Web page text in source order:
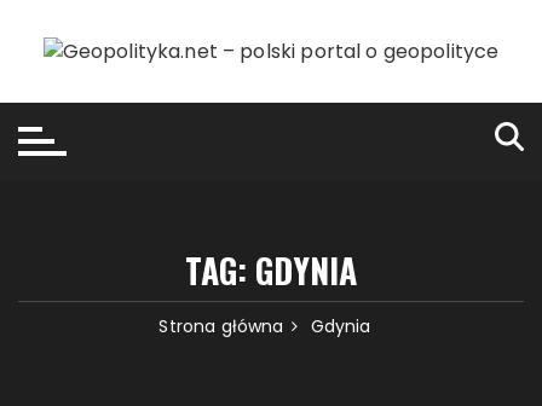
TAG: GDYNIA
Strona główna Gdynia